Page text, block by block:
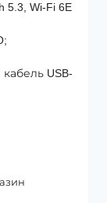
Wi‑Fi 6E
USB-